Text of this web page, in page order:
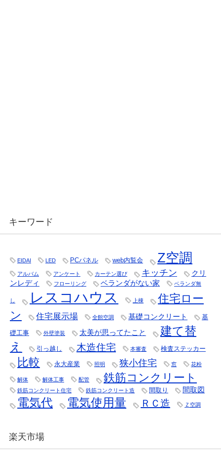
キーワード
EIDAI LED PCパネル web内覧会 Z空調
アルバム アンケート カーテン選び キッチン
クリ
ンレディ
フローリング ベランダがない家 ベランダ無
し レスコハウス 上棟
住宅ロー
ン
住宅展示場 全館空調 基礎コンクリート 基
礎工事 外壁塗装 太美が思ってたこと
建て替
え
引っ越し 木造住宅 本審査 検査ステッカー
比較 永大産業 照明 狭小住宅 窓 花粉
解体 解体工事 配管 鉄筋コンクリート
鉄筋コンクリート住宅 鉄筋コンクリート造 間取り 間取図
電気代 電気使用量 ＲＣ造 Ｚ空調
楽天市場